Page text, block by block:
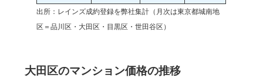
出所：レインズ成約登録を弊社集計（月次は東京都城南地
区＝品川区・大田区・目黒区・世田谷区）
大田区のマンション価格の推移